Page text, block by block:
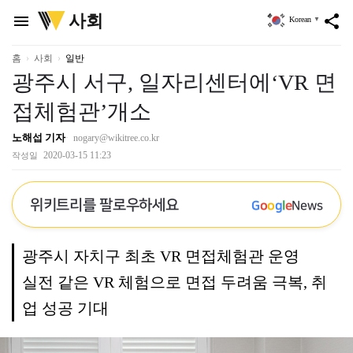
menu
위
키
리
사회 share
Korean ▼
홈 사회 일반
광주시 서구, 일자리센터에‘VR 면
접체험관’개소
노해섭 기자 nogary@wikitree.co.kr
작성일 2020-03-15 11:23
위키트리를 팔로우하세요 GoogleNews
광주시 자치구 최초 VR 면접체험관 운영
실전 같은 VR 체험으로 면접 두려움 극복, 취
업 성공 기대